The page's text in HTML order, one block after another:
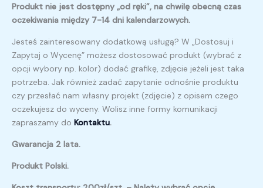
Produkt nie jest dostępny „od ręki”, na chwilę obecną czas
oczekiwania między 7-14 dni kalendarzowych.
Jesteś zainteresowany dodatkową usługą? W „Dostosuj i
Zapytaj o Wycenę” możesz dostosować produkt (wybrać z
opcji wybory np. kolor) dodać grafikę, zdjęcie jeżeli jest taka
potrzeba. Jak również zadać zapytanie odnośnie produktu
czy przesłać nam własny projekt (zdjęcie) z opisem czego
oczekujesz do wyceny. Wolisz inne formy komunikacji
zapraszamy do Kontaktu.
Gwarancja 2 lata.
Produkt Polski.